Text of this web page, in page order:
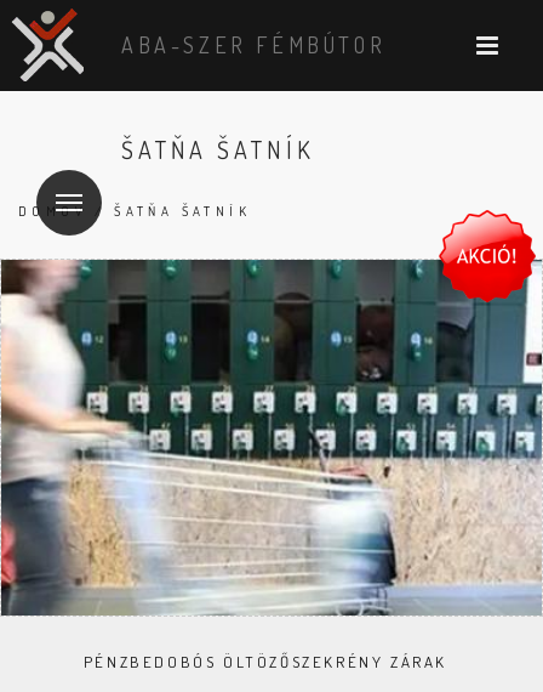
ABA-SZER FÉMBÚTOR
ŠATŇA ŠATNÍK
DOMOV / ŠATŇA ŠATNÍK
PÉNZBEDOBÓS ÖLTÖZŐSZEKRÉNY ZÁRAK